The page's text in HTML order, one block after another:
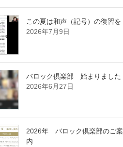
この夏は和声（記号）の復習を
2026年7月9日
バロック倶楽部 始まりました
2026年6月27日
2026年 バロック倶楽部のご案
内